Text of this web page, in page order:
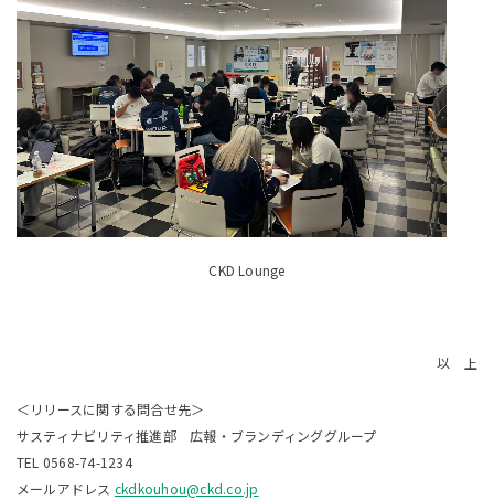
CKD Lounge
以 上
＜リリースに関する問合せ先＞
サスティナビリティ推進部 広報・ブランディンググループ
TEL 0568-74-1234
メールアドレス ckdkouhou@ckd.co.jp